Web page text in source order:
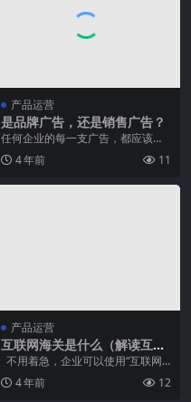
产品运营
是品牌广告，还是销售广告？
任何企业的每一支广告，都应该以
销售为目的，但也必须从长远看来
对品牌的发展有帮助。...
4 年前 11
产品运营
互联网海关是什么（解读互联
网海关喊你来办业务啦）
不用着急，企业可以使用“互联网
+稽查”平台...
4 年前 12